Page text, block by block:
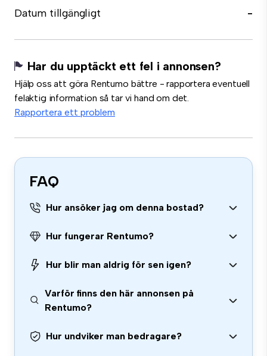
Datum tillgängligt
-
Har du upptäckt ett fel i annonsen?
Hjälp oss att göra Rentumo bättre - rapportera eventuell
felaktig information så tar vi hand om det.
Rapportera ett problem
FAQ
Hur ansöker jag om denna bostad?
Hur fungerar Rentumo?
Hur blir man aldrig för sen igen?
Varför finns den här annonsen på
Rentumo?
Hur undviker man bedragare?